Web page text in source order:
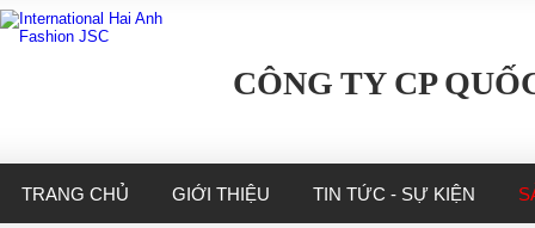
CÔNG TY CP
TRANG CHỦ GIỚI THIỆU TIN TỨC - SỰ KIỆN